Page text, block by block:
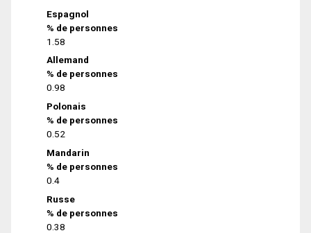
Espagnol
% de personnes
1.58
Allemand
% de personnes
0.98
Polonais
% de personnes
0.52
Mandarin
% de personnes
0.4
Russe
% de personnes
0.38